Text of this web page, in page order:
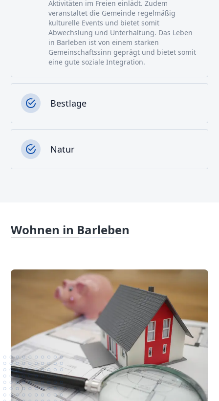
Aktivitäten im Freien einlädt. Zudem
veranstaltet die Gemeinde regelmäßig
kulturelle Events und bietet somit
Abwechslung und Unterhaltung. Das Leben
in Barleben ist von einem starken
Gemeinschaftssinn geprägt und bietet somit
eine gute soziale Integration.
Bestlage
Natur
Wohnen in Barleben